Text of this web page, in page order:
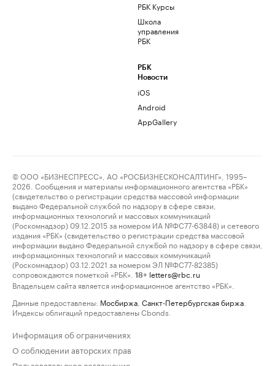
РБК Курсы
Школа
управления
РБК
РБК
Новости
iOS
Android
AppGallery
© ООО «БИЗНЕСПРЕСС», АО «РОСБИЗНЕСКОНСАЛТИНГ», 1995–
2026. Сообщения и материалы информационного агентства «РБК»
(свидетельство о регистрации средства массовой информации
выдано Федеральной службой по надзору в сфере связи,
информационных технологий и массовых коммуникаций
(Роскомнадзор) 09.12.2015 за номером ИА №ФС77-63848) и сетевого
издания «РБК» (свидетельство о регистрации средства массовой
информации выдано Федеральной службой по надзору в сфере связи,
информационных технологий и массовых коммуникаций
(Роскомнадзор) 03.12.2021 за номером ЭЛ №ФС77-82385)
сопровождаются пометкой «РБК».
18+ letters@rbc.ru
Владельцем сайта является информационное агентство «РБК».
Данные предоставлены: Мосбиржа Санкт-Петербургская биржа
Индексы облигаций предоставлены Cbonds.
Информация об ограничениях
О соблюдении авторских прав